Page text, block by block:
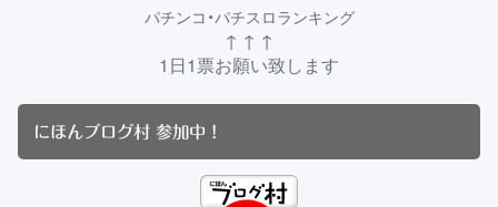
パチンコ・パチスロランキング
↑ ↑ ↑
1日1票お願い致します
にほんブログ村 参加中！